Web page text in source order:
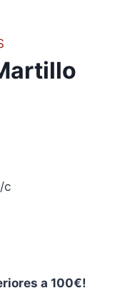
c
a 100€!